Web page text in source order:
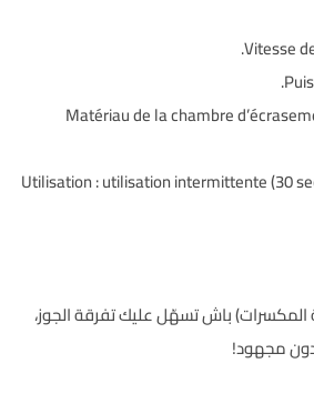
Vitesse
Matériau de la chambre
Utilisation : utilisation intermittente (30
المكسرات) باش تسهّل عليك تفرقة الجوز،
مجهود!